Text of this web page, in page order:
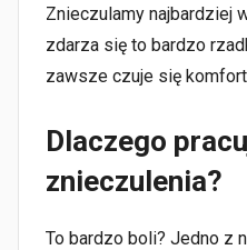
Znieczulamy najbardziej
zdarza się to bardzo
zawsze czuje się
Dlaczego
znieczulenia?
To bardzo boli? Jedno z